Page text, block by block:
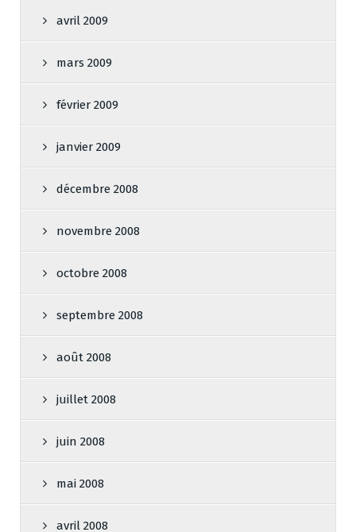
avril 2009
mars 2009
février 2009
janvier 2009
décembre 2008
novembre 2008
octobre 2008
septembre 2008
août 2008
juillet 2008
juin 2008
mai 2008
avril 2008